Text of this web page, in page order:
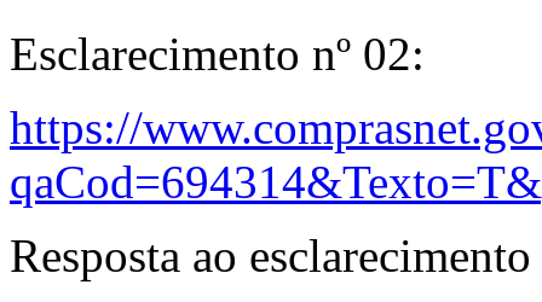
Esclarecimento nº 02:
https://
Resposta ao esclarecimento